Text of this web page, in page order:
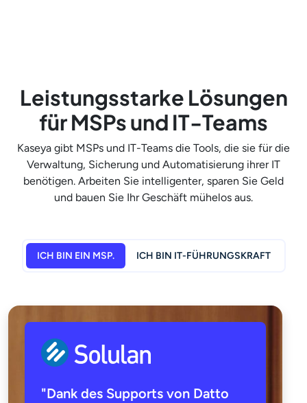
Leistungsstarke Lösungen
für MSPs und IT-Teams
Kaseya gibt MSPs und IT-Teams die Tools, die sie für die
Verwaltung, Sicherung und Automatisierung ihrer IT
benötigen. Arbeiten Sie intelligenter, sparen Sie Geld
und bauen Sie Ihr Geschäft mühelos aus.
ICH BIN EIN MSP. ICH BIN IT-FÜHRUNGSKRAFT
"Dank des Supports von Datto